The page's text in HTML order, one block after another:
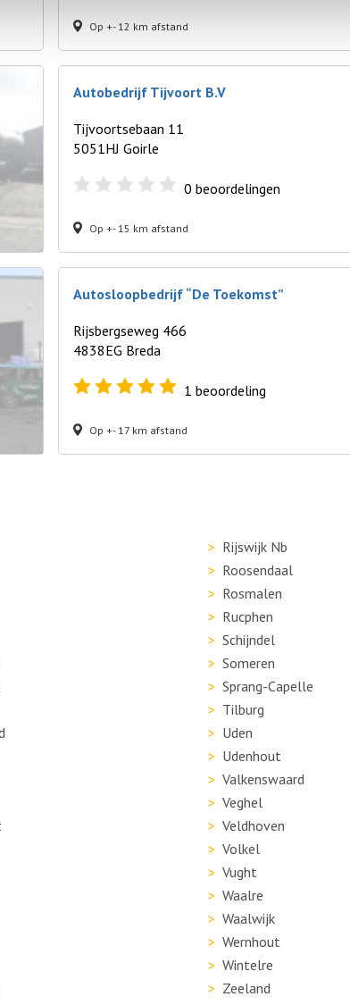
Op +- 12 km afstand
Autobedrijf Tijvoort B.V
Tijvoortsebaan 11
5051HJ Goirle
0 beoordelingen
Op +- 15 km afstand
Autosloopbedrijf “De Toekomst”
Rijsbergseweg 466
4838EG Breda
1 beoordeling
Op +- 17 km afstand
Rijswijk Nb
Roosendaal
Rosmalen
Rucphen
Schijndel
Someren
Sprang-Capelle
Tilburg
Uden
Udenhout
Valkenswaard
Veghel
Veldhoven
Volkel
Vught
Waalre
Waalwijk
Wernhout
Wintelre
Zeeland